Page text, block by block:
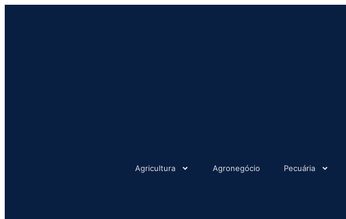
Agricultura Agronegócio Pecuária